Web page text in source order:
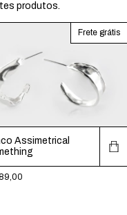
produtos.
Frete grátis
Assimetrical